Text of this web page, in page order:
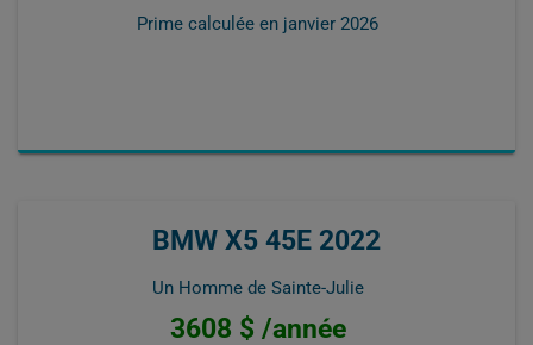
Prime calculée en janvier 2026
BMW X5 45E 2022
Un Homme de Sainte-Julie
3608 $ /année